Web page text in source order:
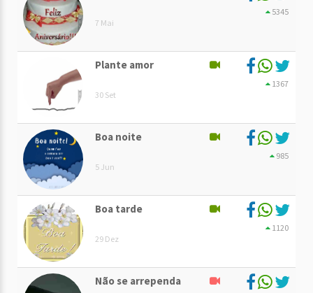
7 Mai
5345
Plante amor
30 Set
1367
Boa noite
5 Jun
985
Boa tarde
29 Dez
1120
Não se arrependa